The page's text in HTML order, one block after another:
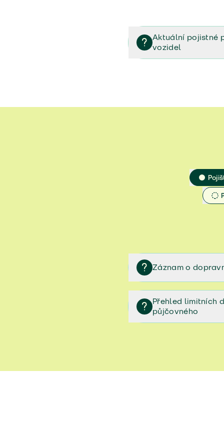
Aktuální pojistné
vozidel
Veřejný příslib -
Záznam o
Záznam o dopravní
Přehled limitních
půjčovného